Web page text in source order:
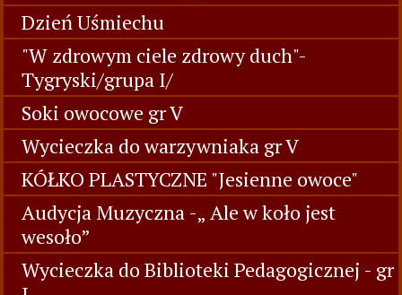
Dzień Uśmiechu
"W zdrowym ciele zdrowy duch"-
Tygryski/grupa I/
Soki owocowe gr V
Wycieczka do warzywniaka gr V
KÓŁKO PLASTYCZNE "Jesienne owoce"
Audycja Muzyczna -„ Ale w koło jest
wesoło”
Wycieczka do Biblioteki Pedagogicznej - gr